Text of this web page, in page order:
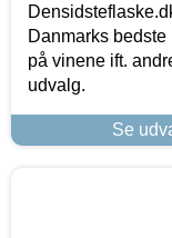
Danmarks
på vinene ift.
udvalg.
Se